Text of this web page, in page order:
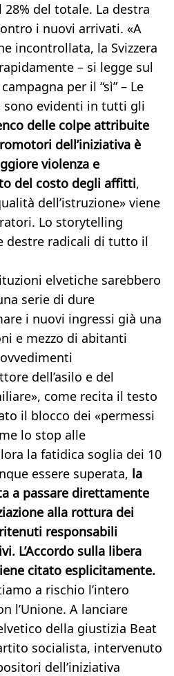
del totale. La destra
i nuovi arrivati. «A
incontrollata, la Svizzera
– si legge sul
per il “sì” – Le
sono evidenti in tutti gli
delle colpe attribuite
dell’iniziativa è
violenza e
del costo degli affitti,
dell’istruzione» viene
Lo storytelling
destre radicali di tutto il
elvetiche sarebbero
serie di dure
i nuovi ingressi già una
e mezzo di abitanti
dell’asilo e del
come recita il testo
il blocco dei «permessi
lo stop alle
la fatidica soglia dei 10
essere superata, la
a passare direttamente
alla rottura dei
responsabili
L’Accordo sulla libera
citato esplicitamente.
a rischio l’intero
l’Unione. A lanciare
della giustizia Beat
socialista, intervenuto
dell’iniziativa